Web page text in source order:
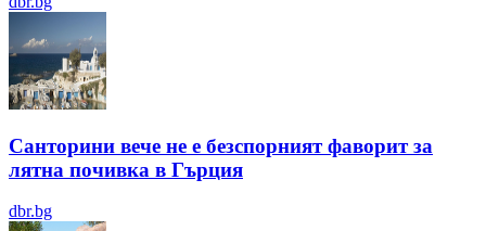
Санторини вече не е безспорният фаворит за
лятна почивка в Гърция
dbr.bg